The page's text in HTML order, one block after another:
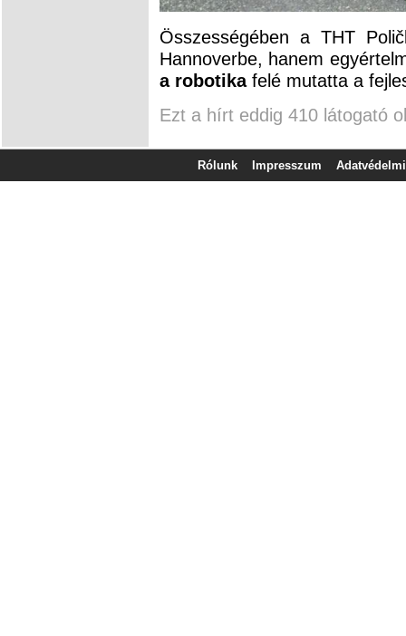
Összességében a THT
Hannoverbe, hanem
a robotikafelé mutatta a
Ezt a hírt eddig 410 látogató
Rólunk Impresszum